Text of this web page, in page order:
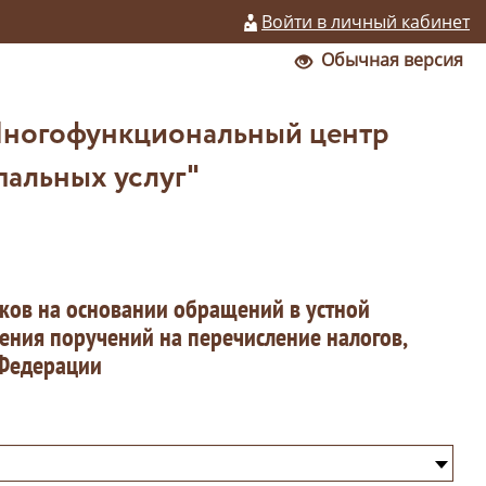
Войти в личный кабинет
Обычная версия
центр
услуг"
на основании обращений в устной
поручений на перечисление налогов,